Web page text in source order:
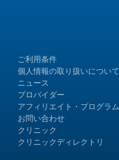
ご利用条件
個人情報の取り扱いについて
ニュース
プロバイダー
アフィリエイト・プログラム
お問い合わせ
クリニック
クリニックディレクトリ